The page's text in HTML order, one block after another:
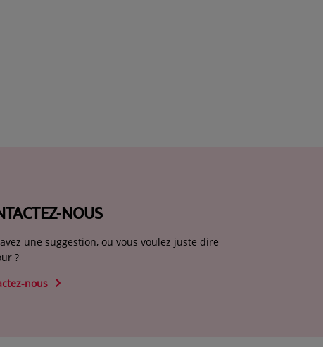
NOUS
une suggestion, ou vous voulez juste dire
?
nous